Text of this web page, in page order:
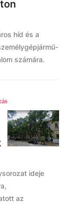
híd és a
számára.
ideje
az